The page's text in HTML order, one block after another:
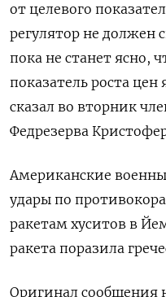
от целевого
регулятор не должен
пока не станет ясно,
показатель роста
сказал во вторник
Федрезерва
Американские
удары по
ракетам хуситов в
ракета поразила
Оригинал сообщения